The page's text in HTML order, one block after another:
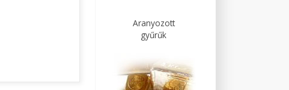
Aranyozott
gyűrűk